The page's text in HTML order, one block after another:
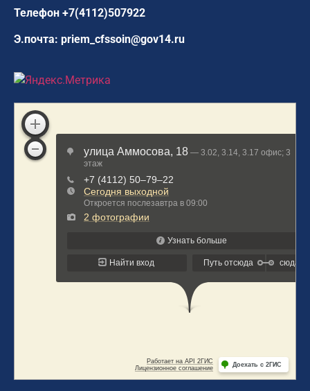
Телефон +7(4112)507922
Э.почта: priem_cfssoin@gov14.ru